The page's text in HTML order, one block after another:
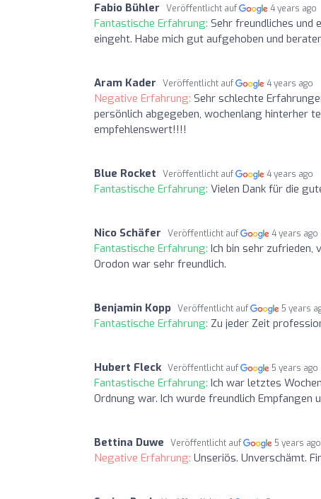
Fabio Bühler Veröffentlicht auf 4 years ago
Fantastische Erfahrung: Sehr freundliches und
eingeht. Habe mich gut aufgehoben und
Aram Kader Veröffentlicht auf 4 years ago
Negative Erfahrung: Sehr schlechte
persönlich abgegeben, wochenlang hinterher
empfehlenswert!!!!
Blue Rocket Veröffentlicht auf 4 years ago
Fantastische Erfahrung: Vielen Dank für die
Nico Schäfer Veröffentlicht auf 4 years ago
Fantastische Erfahrung: Ich bin sehr zufrieden,
Orodon war sehr freundlich.
Benjamin Kopp Veröffentlicht auf 5 years
Fantastische Erfahrung: Zu jeder Zeit
Hubert Fleck Veröffentlicht auf 5 years ago
Fantastische Erfahrung: Ich war letztes
Ordnung war. Ich wurde freundlich Empfangen
Bettina Duwe Veröffentlicht auf 5 years ago
Negative Erfahrung: Unseriös. Unverschämt.